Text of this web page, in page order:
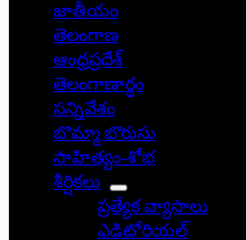
జాతీయం
తెలంగాణ
ఆంధ్రప్రదేశ్
తెలంగాణార్థం
సన్నివేశం
బొమ్మా బొరుసు
సాహిత్యం-శోభ
శీర్షికలు
ప్రత్యేక వ్యాసాలు
ఎడిటోరియల్